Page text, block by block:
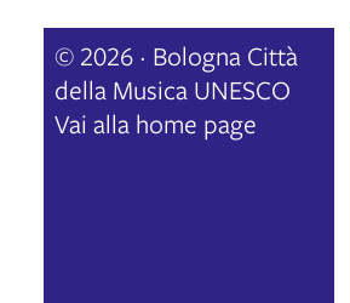
© 2026 · Bologna Città
della Musica UNESCO
Vai alla home page